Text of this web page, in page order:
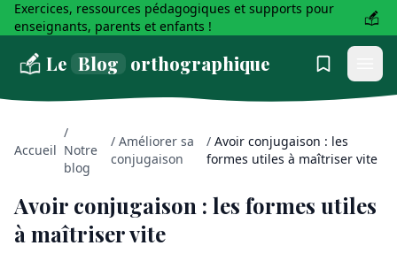
Exercices, ressources pédagogiques et supports pour
enseignants, parents et enfants !
Le Blog orthographique
Accueil
/
Notre
blog
/ Améliorer sa
conjugaison
/ Avoir conjugaison : les
formes utiles à maîtriser vite
Avoir conjugaison : les formes utiles
à maîtriser vite